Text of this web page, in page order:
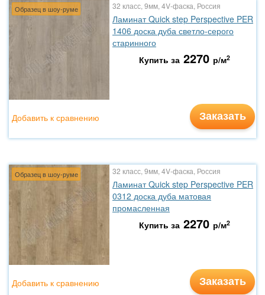
Образец в шоу-руме 32 класс, 9мм, 4V-фаска, Россия
Ламинат Quick step Perspective PER
1406 доска дуба светло-серого
старинного
Купить за 2270 р/м2
Заказать
Добавить к сравнению
Образец в шоу-руме 32 класс, 9мм, 4V-фаска, Россия
Ламинат Quick step Perspective PER
0312 доска дуба матовая
промасленная
Купить за 2270 р/м2
Заказать
Добавить к сравнению